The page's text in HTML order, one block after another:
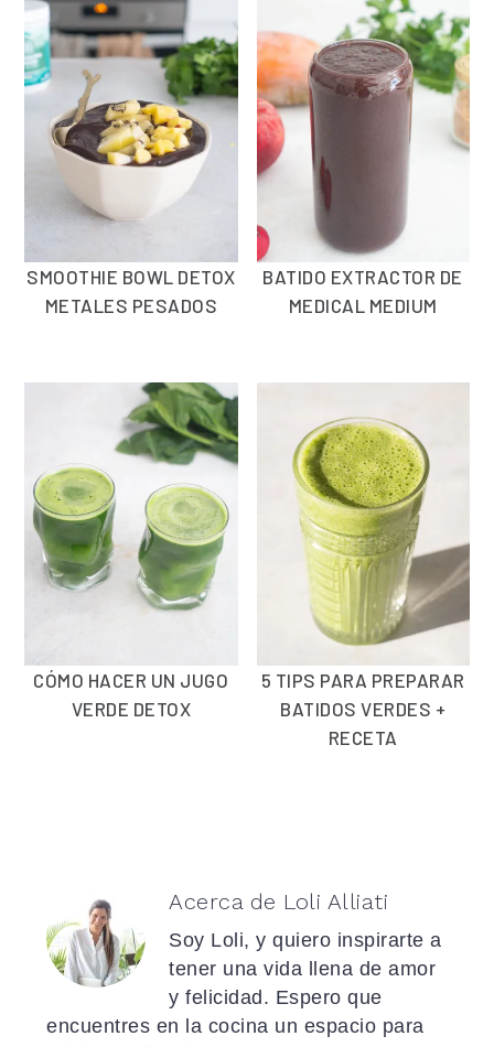
SMOOTHIE BOWL DETOX
METALES PESADOS
BATIDO EXTRACTOR DE
MEDICAL MEDIUM
CÓMO HACER UN JUGO
VERDE DETOX
5 TIPS PARA PREPARAR
BATIDOS VERDES +
RECETA
Acerca de Loli Alliati
Soy Loli, y quiero inspirarte a
tener una vida llena de amor
y felicidad. Espero que
encuentres en la cocina un espacio para